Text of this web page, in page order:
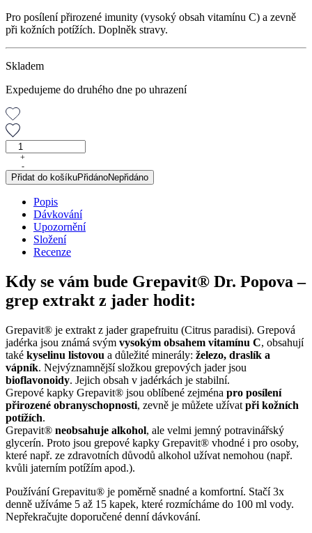
Pro posílení přirozené imunity (vysoký obsah vitamínu C) a zevně
při kožních potížích. Doplněk stravy.
Skladem
Expedujeme do druhého dne po uhrazení
GREPAVIT®
grep
extrakt
jader,
množství
+
-
Přidat do košíkuPřidánoNepřidáno
Popis
Dávkování
Upozornění
Složení
Recenze
Kdy se vám bude Grepavit® Dr. Popova –
grep extrakt z jader hodit:
Grepavit® je extrakt z jader grapefruitu (Citrus paradisi). Grepová
jadérka jsou známá svým vysokým obsahem vitamínu C, obsahují
také kyselinu listovou a důležité minerály: železo, draslík a
vápník. Nejvýznamnější složkou grepových jader jsou
bioflavonoidy. Jejich obsah v jadérkách je stabilní.
Grepové kapky Grepavit® jsou oblíbené zejména pro posílení
přirozené obranyschopnosti, zevně je můžete užívat při kožních
potížích.
Grepavit® neobsahuje alkohol, ale velmi jemný potravinářský
glycerín. Proto jsou grepové kapky Grepavit® vhodné i pro osoby,
které např. ze zdravotních důvodů alkohol užívat nemohou (např.
kvůli jaterním potížím apod.).
Používání Grepavitu® je poměrně snadné a komfortní. Stačí 3x
denně užíváme 5 až 15 kapek, které rozmícháme do 100 ml vody.
Nepřekračujte doporučené denní dávkování.